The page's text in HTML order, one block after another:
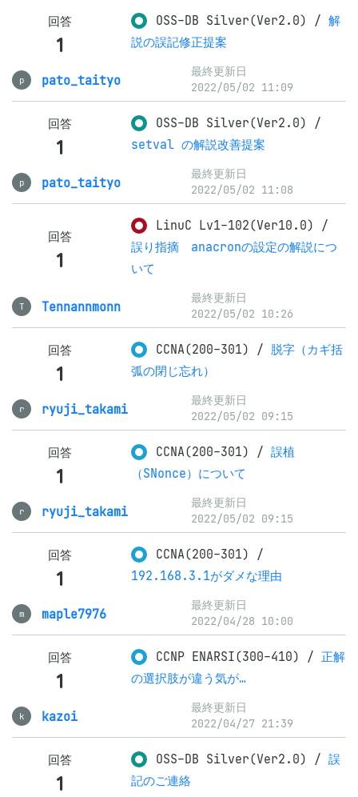
回答
1
OSS-DB Silver(Ver2.0) /解
説の誤記修正提案
p pato_taityo
最終更新日
2022/05/02 11:09
回答
1
OSS-DB Silver(Ver2.0) /
setval の解説改善提案
p pato_taityo
最終更新日
2022/05/02 11:08
回答
1
LinuC Lv1-102(Ver10.0) /
誤り指摘 anacronの設定の解説につ
いて
T Tennannmonn
最終更新日
2022/05/02 10:26
回答
1
CCNA(200-301) / 脱字（カギ括
弧の閉じ忘れ）
r ryuji_takami
最終更新日
2022/05/02 09:15
回答
1
CCNA(200-301) /誤植
（SNonce）について
r ryuji_takami
最終更新日
2022/05/02 09:15
回答
1
CCNA(200-301) /
192.168.3.1がダメな理由
m maple7976
最終更新日
2022/04/28 10:00
回答
1
CCNP ENARSI(300-410) / 正解
の選択肢が違う気が…
k kazoi
最終更新日
2022/04/27 21:39
回答
1
OSS-DB Silver(Ver2.0) /誤
記のご連絡